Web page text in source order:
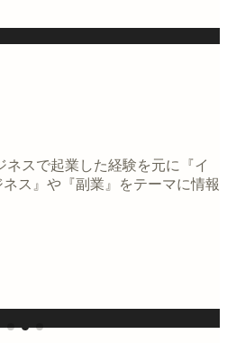
ネスで起業した経験を元に『イ
ス』や『副業』をテーマに情報